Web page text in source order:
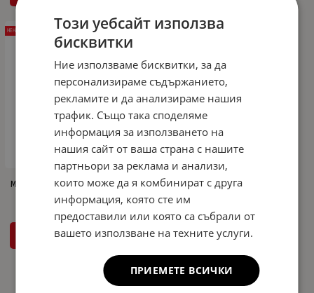
Мокетни стелки за Opel Astra H (2004+)
ДЕТАЙЛИ
НЕНАЛИЧЕН
На страница по:
Този уебсайт използва
бисквитки
Ние използваме бисквитки, за да
персонализираме съдържанието,
рекламите и да анализираме нашия
трафик. Също така споделяме
информация за използването на
нашия сайт от ваша страна с нашите
партньори за реклама и анализи,
които може да я комбинират с друга
информация, която сте им
предоставили или която са събрали от
вашето използване на техните услуги.
ПРИЕМЕТЕ ВСИЧКИ